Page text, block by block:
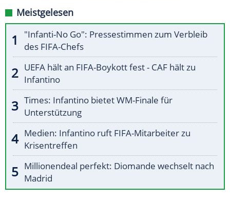
Meistgelesen
"Infanti-No Go": Pressestimmen zum Verbleib
des FIFA-Chefs
UEFA hält an FIFA-Boykott fest - CAF hält zu
Infantino
Times: Infantino bietet WM-Finale für
Unterstützung
Medien: Infantino ruft FIFA-Mitarbeiter zu
Krisentreffen
Millionendeal perfekt: Diomande wechselt nach
Madrid